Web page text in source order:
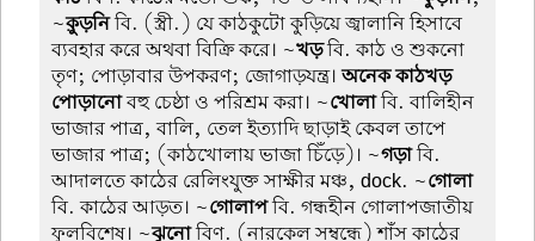
~কু়ড়নিবি. (স্ত্রী.) যে কাঠকুটো কুড়িয়ে জ্বালানি হিসাবে
ব্যবহার করে অথবা বিক্রি করে। ~খড়বি. কাঠ ও শুকনো
তৃণ; পোড়াবার উপকরণ; জোগাড়যন্ত্র।অনেক কাঠখড়
পোড়ানোবহু চেষ্ঠা ও পরিশ্রম করা। ~খোলাবি. বালিহীন
ভাজার পাত্র, বালি, তেল ইত্যাদি ছাড়াই কেবল তাপে
ভাজার পাত্র; (কাঠখোলায় ভাজা চিঁড়ে)। ~গড়াবি.
আদালতে কাঠের রেলিংযুক্ত সাক্ষীর মঞ্চ, dock. ~গোলা
বি. কাঠের আড়ত। ~গোলাপবি. গন্ধহীন গোলাপজাতীয়
ফুলবিশেষ। ~ঝুনোবিণ. (নারকেল সম্বন্ধে) শাঁস কাঠের